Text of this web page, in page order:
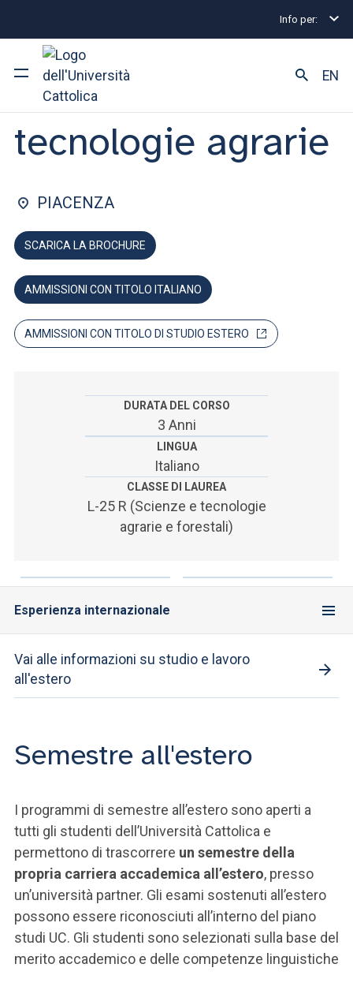
Info per:
Ateneo
Ricerca
Facoltà e campus
SEI UNO STUDENTE ISCRITTO?
SEI UN DOCENTE O UN MEMBRO DELLO STAFF
EN
Scienze e
FACOLTÀ DI: SCIENZE AGRARIE, ALIMENTARI E AMBIENTALI
Scienze e
tecnologie agrarie
PIACENZA
SCARICA LA BROCHURE
AMMISSIONI CON TITOLO ITALIANO
AMMISSIONI CON TITOLO DI STUDIO ESTERO
DURATA DEL CORSO
3 Anni
LINGUA
Italiano
CLASSE DI LAUREA
L-25 R (Scienze e tecnologie
agrarie e forestali)
Esperienza internazionale
Vai alle informazioni su studio e lavoro
all'estero
Semestre all'estero
I programmi di semestre all’estero sono aperti a
tutti gli studenti dell’Università Cattolica e
permettono di trascorrere un semestre della
propria carriera accademica all’estero, presso
un’università partner. Gli esami sostenuti all’estero
possono essere riconosciuti all’interno del piano
studi UC. Gli studenti sono selezionati sulla base del
merito accademico e delle competenze linguistiche